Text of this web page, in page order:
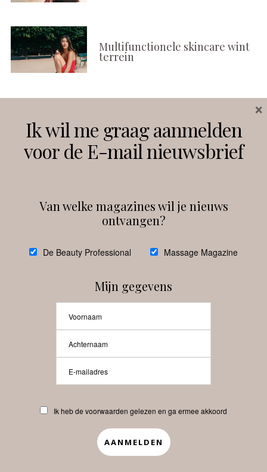
Multifunctionele skincare wint
terrein
Instagram Facebook
debeautyprofessional
Beauty-Pro.nl
Abonneren Contact
APP
Ik wil me graag aanmelden
voor de E-mail nieuwsbrief
Van welke magazines wil je nieuws
ontvangen?
De Beauty Professional Massage Magazine
Mijn gegevens
Ik heb de voorwaarden gelezen en ga ermee akkoord
×